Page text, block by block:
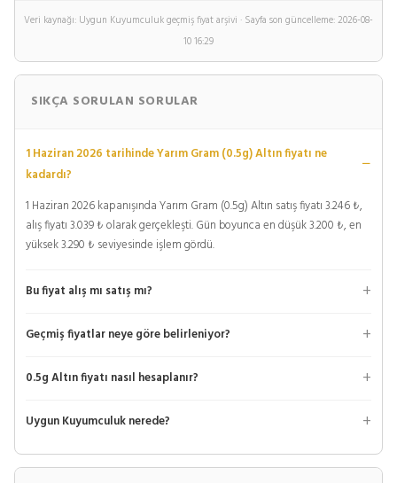
Veri kaynağı: Uygun Kuyumculuk geçmiş fiyat arşivi · Sayfa son güncelleme: 2026-08-
10 16:29
SIKÇA SORULAN SORULAR
1 Haziran 2026 tarihinde Yarım Gram (0.5g) Altın fiyatı ne
kadardı?
1 Haziran 2026 kapanışında Yarım Gram (0.5g) Altın satış fiyatı 3.246 ₺,
alış fiyatı 3.039 ₺ olarak gerçekleşti. Gün boyunca en düşük 3.200 ₺, en
yüksek 3.290 ₺ seviyesinde işlem gördü.
Bu fiyat alış mı satış mı?
Geçmiş fiyatlar neye göre belirleniyor?
0.5g Altın fiyatı nasıl hesaplanır?
Uygun Kuyumculuk nerede?